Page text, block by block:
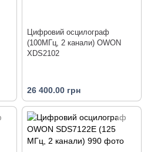
Цифровий осцилограф
(100МГц, 2 канали) OWON
XDS2102
26 400.00 грн